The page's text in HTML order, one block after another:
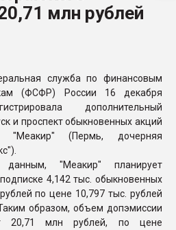
Всё, что касается
млн рублей
служба по финансовым
(ФСФР) России 16 декабря
дополнительный
и проспект обыкновенных акций
"Меакир" (Пермь, дочерняя
данным, "Меакир" планирует
4,142 тыс. обыкновенных
по цене 10,797 тыс. рублей
образом, объем допэмиссии
20,71 млн рублей, по цене